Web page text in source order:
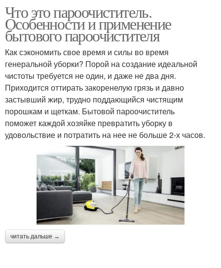
Что это пароочиститель.
Особенности и применение
бытового пароочистителя
Как сэкономить свое время и силы во время
генеральной уборки? Порой на создание идеальной
чистоты требуется не один, и даже не два дня.
Приходится оттирать закоренелую грязь и давно
застывший жир, трудно поддающийся чистящим
порошкам и щеткам. Бытовой пароочиститель
поможет каждой хозяйке превратить уборку в
удовольствие и потратить на нее не больше 2-х часов.
читать дальше →